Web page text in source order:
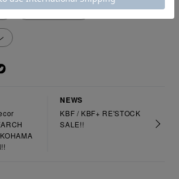
#SCYE BASICS
NEWS
KBF / KBF+ RE'STOCK
SALE!!